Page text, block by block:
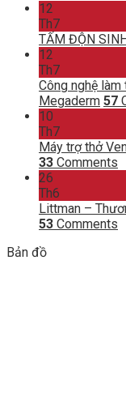
12
Th7
TẤM ĐỘN
12
Th7
Công nghệ
Megaderm 57
10
Th7
Máy trợ thở
33 Comments
26
Th6
Littman –
53 Comments
Bản đồ